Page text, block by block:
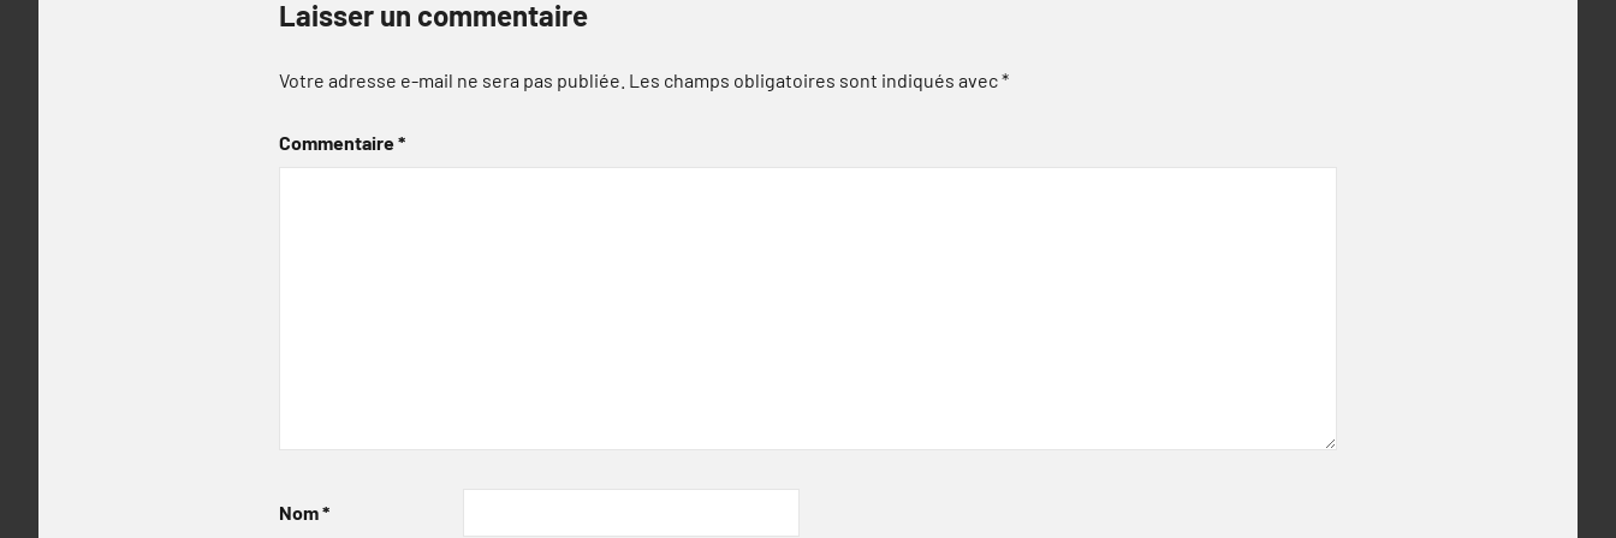
Laisser un commentaire
Votre adresse e-mail ne sera pas publiée. Les champs obligatoires sont indiqués avec*
Commentaire*
Nom*